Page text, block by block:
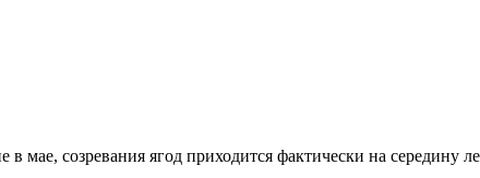
мае, созревания ягод приходится фактически на середину